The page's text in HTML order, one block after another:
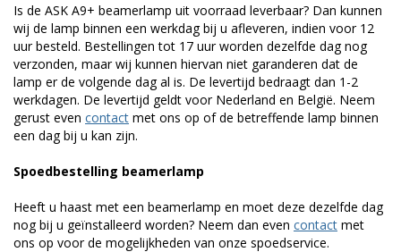
Is de ASK A9+ beamerlamp uit voorraad leverbaar? Dan kunnen
wij de lamp binnen een werkdag bij u afleveren, indien voor 12
uur besteld. Bestellingen tot 17 uur worden dezelfde dag nog
verzonden, maar wij kunnen hiervan niet garanderen dat de
lamp er de volgende dag al is. De levertijd bedraagt dan 1-2
werkdagen. De levertijd geldt voor Nederland en België. Neem
gerust even contact met ons op of de betreffende lamp binnen
een dag bij u kan zijn.
Spoedbestelling beamerlamp
Heeft u haast met een beamerlamp en moet deze dezelfde dag
nog bij u geïnstalleerd worden? Neem dan even contact met
ons op voor de mogelijkheden van onze spoedservice.